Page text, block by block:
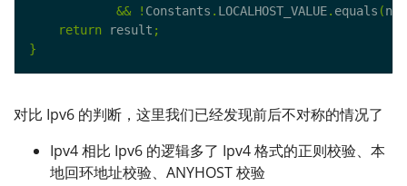
&&
! Constants . LOCALHOST_VALUE. equals (
return result ;
}
对比 Ipv6 的判断，这里我们已经发现前后不对称的情况了
Ipv4 相比 Ipv6 的逻辑多了 Ipv4 格式的正则校验、本
地回环地址校验、ANYHOST 校验